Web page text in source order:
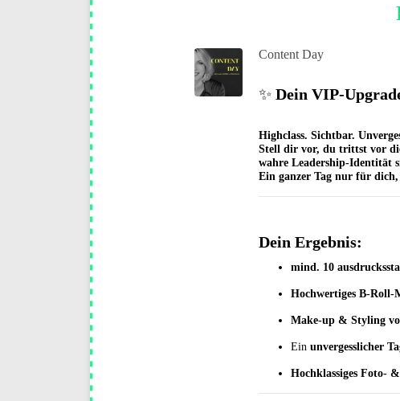
Content Day
✨ Dein VIP-
Highclass. Sichtbar.
Stell dir vor, du trittst vor
wahre Leadership-Identität
Ein ganzer Tag nur für
Dein Ergebnis:
mind. 10
Hochwertiges B-Roll-
Make-up & Styling
Ein unvergesslicher
Hochklassiges Foto-